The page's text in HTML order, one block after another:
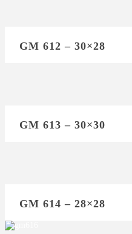
GM 612 – 30×28
GM 613 – 30×30
GM 614 – 28×28